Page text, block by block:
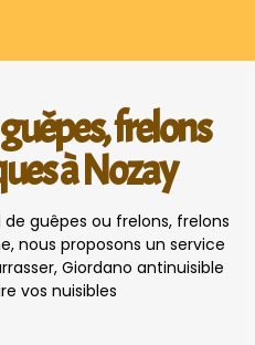
frelons
à Nozay
guêpes ou frelons, frelons
nous proposons un service
Giordano antinuisible
vos nuisibles